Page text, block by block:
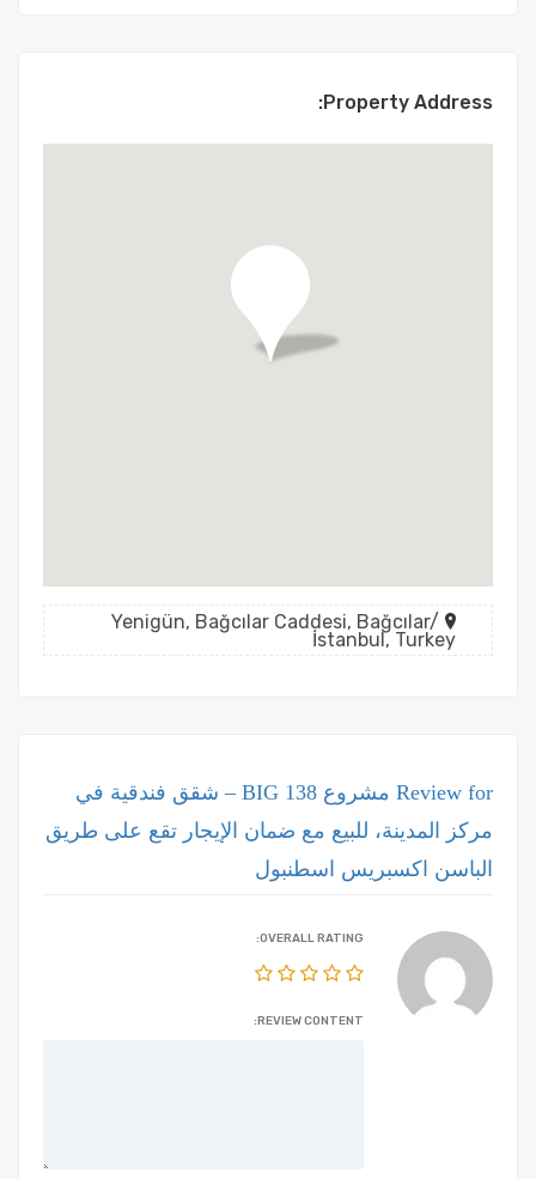
Property Address:
Yenigün, Bağcılar Caddesi, Bağcılar/
İstanbul, Turkey
Review for مشروع BIG 138 – شقق فندقية في
مركز المدينة، للبيع مع ضمان الإيجار تقع على طريق
الباسن اكسبريس اسطنبول
OVERALL RATING:
REVIEW CONTENT: